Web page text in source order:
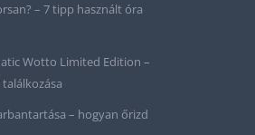
– 7 tipp használt óra
Wotto Limited Edition –
– hogyan őrizd